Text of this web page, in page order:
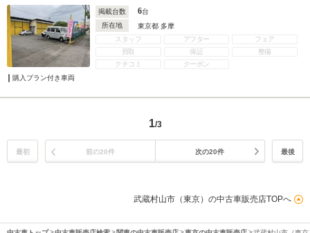
掲載台数 6台
所在地
東京都 多摩
スタッフ
アフター
フェア
買取
保証
整備
クチコミ
クーポン
購入プラン付き車両
1/3
最初 前の20件 次の20件 最後
武蔵村山市（東京）の中古車販売店TOPへ